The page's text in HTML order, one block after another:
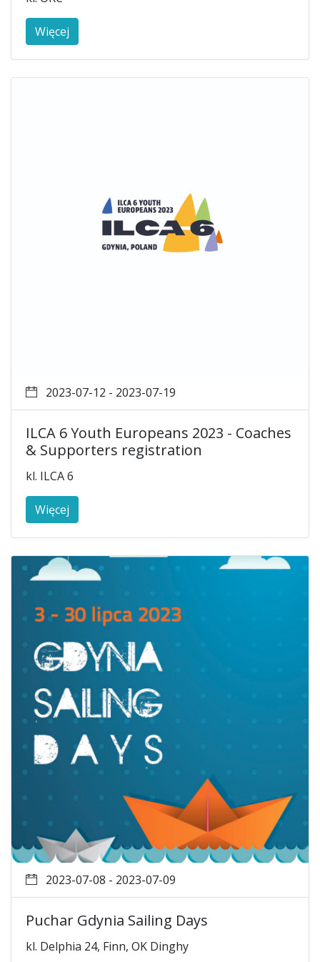
Więcej
2023-07-12 - 2023-07-19
ILCA 6 Youth Europeans 2023 - Coaches
& Supporters registration
kl. ILCA 6
Więcej
2023-07-08 - 2023-07-09
Puchar Gdynia Sailing Days
kl. Delphia 24, Finn, OK Dinghy